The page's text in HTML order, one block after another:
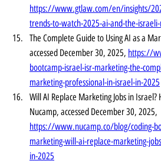
https://www.gtlaw.com/en/insights/
trends-to-watch-2025-ai-and-the-
The Complete Guide to Using AI as a
accessed December 30, 2025, https://
bootcamp-israel-isr-marketing-the-
marketing-professional-in-israel-in-2025
Will AI Replace Marketing Jobs in
Nucamp, accessed December 30, 2025,
https://www.nucamp.co/blog/coding-
marketing-will-ai-replace-marketing-
in-2025